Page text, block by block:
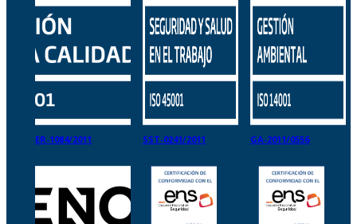
ER-1084/2011 SST-0241/2011 GA-2011/0556